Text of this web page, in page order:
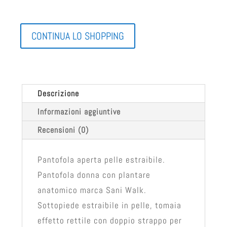
CONTINUA LO SHOPPING
Descrizione
Informazioni aggiuntive
Recensioni (0)
Pantofola aperta pelle estraibile.
Pantofola donna con plantare
anatomico marca Sani Walk.
Sottopiede estraibile in pelle, tomaia
effetto rettile con doppio strappo per